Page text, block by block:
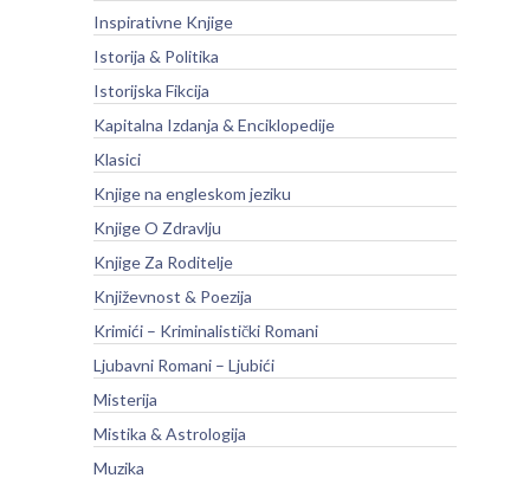
Inspirativne Knjige
Istorija & Politika
Istorijska Fikcija
Kapitalna Izdanja & Enciklopedije
Klasici
Knjige na engleskom jeziku
Knjige O Zdravlju
Knjige Za Roditelje
Književnost & Poezija
Krimići – Kriminalistički Romani
Ljubavni Romani – Ljubići
Misterija
Mistika & Astrologija
Muzika